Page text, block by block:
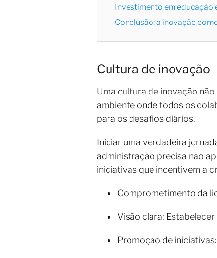
Investimento em educação
Conclusão: a inovação
Cultura de inovação
Uma cultura de inovação
ambiente onde todos os
para os desafios diários.
Iniciar uma verdadeira
administração precisa não
iniciativas que incentivem a
Comprometimento da
Visão clara:
Promoção de